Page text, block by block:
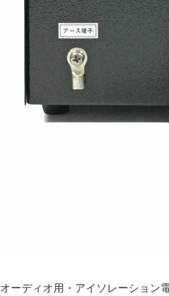
オーディオ用・アイソレーション